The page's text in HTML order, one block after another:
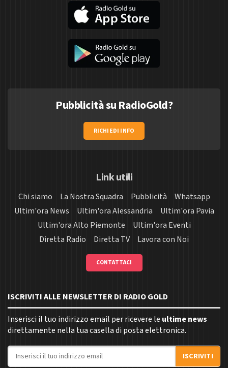
Pubblicità su RadioGold?
RICHIEDI INFO
Link utili
Chi siamo La Nostra Squadra Pubblicità
Whatsapp
Ultim'ora News
Ultim'ora Alessandria
Ultim'ora Pavia
Ultim'ora Alto Piemonte
Ultim'ora Eventi
Diretta Radio
Diretta TV Lavora con Noi
CONTATTACI
ISCRIVITI ALLE NEWSLETTER DI RADIO GOLD
Inserisci il tuo indirizzo email per ricevere le ultime news
direttamente nella tua casella di posta elettronica.
Indirizzo email
ISCRIVITI